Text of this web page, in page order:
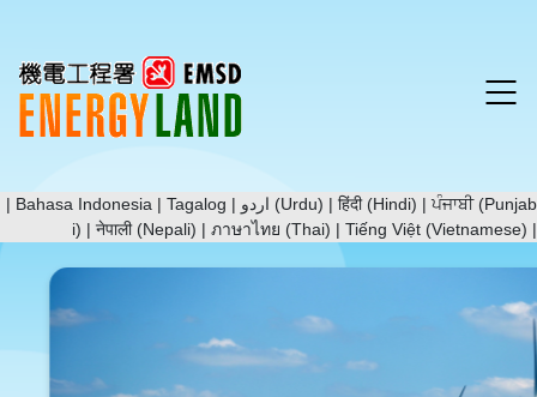
| Bahasa Indonesia | Tagalog | اردو (Urdu) | हिंदी (Hindi) |ਪੰਜਾਬੀ (Punjab
i) | नेपाली (Nepali) | ภาษาไทย (Thai) | Tiếng Việt (Vietnamese) |